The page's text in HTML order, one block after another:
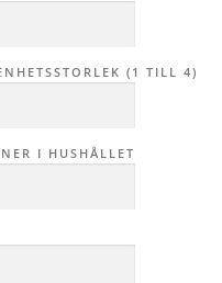
(1 TILL 4)
I HUSHÅLLET